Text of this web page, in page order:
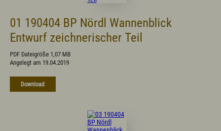
01 190404 BP Nördl Wannenblick
Entwurf zeichnerischer Teil
PDF Dateigröße 1,07 MB
Angelegt am 19.04.2019
Download